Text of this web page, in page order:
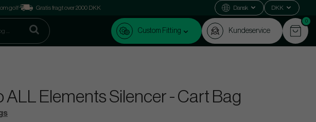
golf Gratis fragt over 2000 DKK Dansk DKK
Custom Fitting Kundeservice
0
ALL Elements Silencer - Cart Bag